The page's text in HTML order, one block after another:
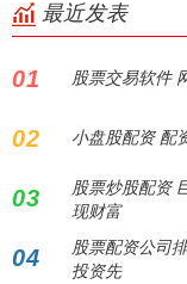
最近发表
01 股票交易软件
02 小盘股配资 配
03
股票炒股配资
现财富
04
股票配资公司
投资先